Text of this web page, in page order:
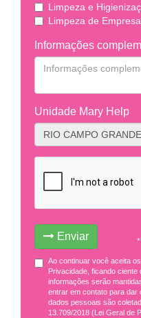
Limpeza e
Limpeza de
Informações
Unidade Mary Help
Enviar
Ao continuar você aceita
Privacidade, ficando
informações serão
entrar em contato para dar
dados pessoais são
13.709/2018 (Lei Geral de